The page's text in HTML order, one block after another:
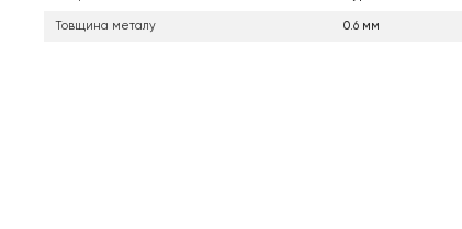
Товщина металу 0.6 мм